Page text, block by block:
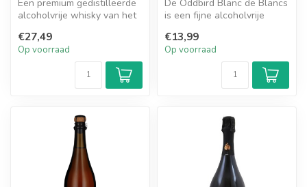
Een premium gedistilleerde
alcoholvrije whisky van het
€27,49
Op voorraad
De Oddbird Blanc de Blancs
is een fijne alcoholvrije
Chardo...
€13,99
Op voorraad